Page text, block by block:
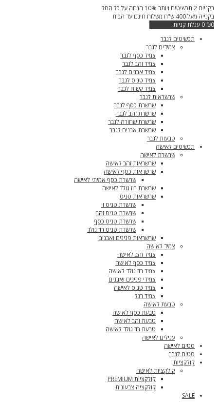
דילוג
לתוכן
בקניית 2 תכשיטים ויותר 10% הנחה על כל הסל
בקנייה מעל 400 ש"ח משלוח חינם עד הבית
₪0
0 עגלת קניות
תכשיטים לגבר
צמידים לגבר
צמיד כסף לגבר
צמיד זהב לגבר
צמיד אבנים לגבר
צמיד טניס לגבר
צמיד קשיח לגבר
שרשראות לגבר
שרשרת כסף לגבר
שרשרת זהב לגבר
שרשרת שחורה לגבר
שרשרת אבנים לגבר
טבעות לגבר
תכשיטים לאישה
שרשרת לאישה
שרשראות זהב לאישה
שרשראות כסף לאישה
שרשרת כסף אמיתי לאישה
שרשרת רוז גולד לאישה
שרשראות טניס
שרשרת טניס וי
שרשרת טניס זהב
שרשרת טניס כסף
שרשרת טניס רוז גולד
שרשראות פנינים ואבנים
צמיד לאישה
צמיד זהב לאישה
צמיד כסף לאישה
צמיד רוז גולד לאישה
צמידי פנינים ואבנים
צמיד טניס לאישה
צמיד רגל
טבעת לאישה
טבעת כסף לאישה
טבעת זהב לאישה
טבעת רוז גולד לאישה
עגילים לאישה
סטים לאישה
סטים לגבר
קולקציות
קולקציות לאישה
קולקציית PREMIUM
קולקציה צבעונית
SALE